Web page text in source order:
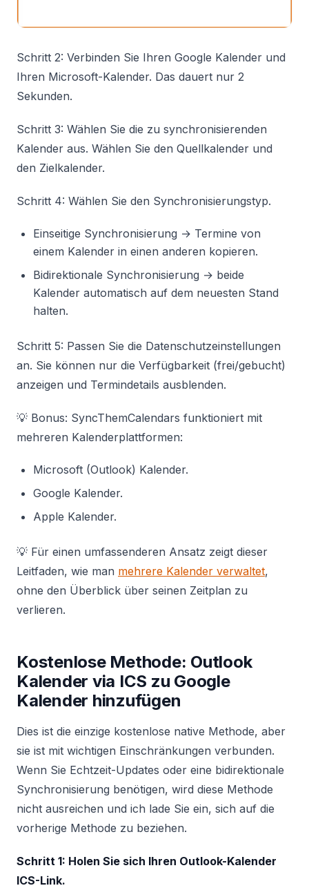
Schritt 2: Verbinden Sie Ihren Google Kalender und
Ihren Microsoft-Kalender. Das dauert nur 2
Sekunden.
Schritt 3: Wählen Sie die zu synchronisierenden
Kalender aus. Wählen Sie den Quellkalender und
den Zielkalender.
Schritt 4: Wählen Sie den Synchronisierungstyp.
Einseitige Synchronisierung → Termine von
einem Kalender in einen anderen kopieren.
Bidirektionale Synchronisierung → beide
Kalender automatisch auf dem neuesten Stand
halten.
Schritt 5: Passen Sie die Datenschutzeinstellungen
an. Sie können nur die Verfügbarkeit (frei/gebucht)
anzeigen und Termindetails ausblenden.
💡 Bonus: SyncThemCalendars funktioniert mit
mehreren Kalenderplattformen:
Microsoft (Outlook) Kalender.
Google Kalender.
Apple Kalender.
💡 Für einen umfassenderen Ansatz zeigt dieser
Leitfaden, wie man mehrere Kalender verwaltet,
ohne den Überblick über seinen Zeitplan zu
verlieren.
Kostenlose Methode: Outlook
Kalender via ICS zu Google
Kalender hinzufügen
Dies ist die einzige kostenlose native Methode, aber
sie ist mit wichtigen Einschränkungen verbunden.
Wenn Sie Echtzeit-Updates oder eine bidirektionale
Synchronisierung benötigen, wird diese Methode
nicht ausreichen und ich lade Sie ein, sich auf die
vorherige Methode zu beziehen.
Schritt 1: Holen Sie sich Ihren Outlook-Kalender
ICS-Link.